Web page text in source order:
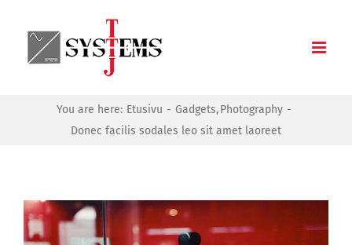
content
You are here: Etusivu Gadgets Photography
Donec facilis sodales leo sit amet laoreet
Katso
kuvaa